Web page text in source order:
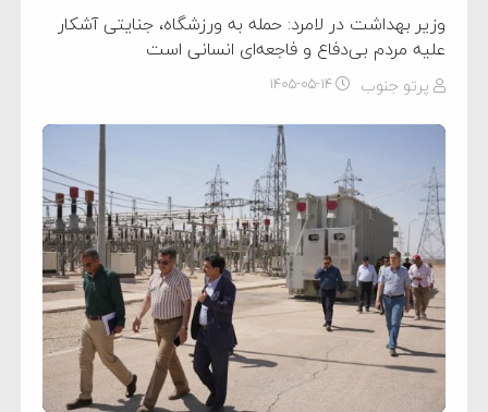
وزیر بهداشت در لامرد: حمله به ورزشگاه، جنایتی آشکار
علیه مردم بی‌دفاع و فاجعه‌ای انسانی است
پرتو جنوب ۱۴۰۵-۰۵-۱۴